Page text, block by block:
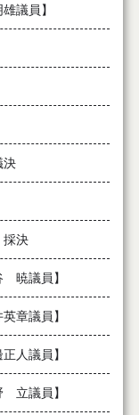
議員】
決
決
暁議員】
章議員】
人議員】
立議員】